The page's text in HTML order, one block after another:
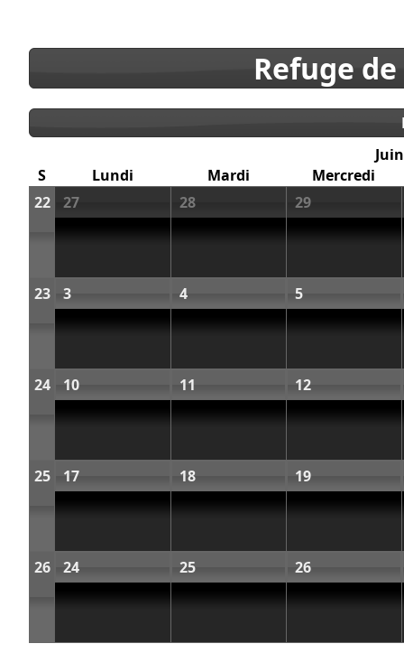
Refuge
Juin
S
Lundi Mardi
Mercredi
22
27 28 29
23 3 4 5
24 10 11 12
25 17 18 19
26 24 25 26